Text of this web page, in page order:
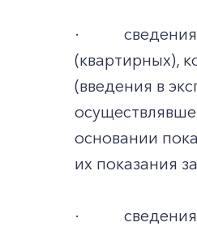
·
(квартирных),
(введения в
основании
их показания
·